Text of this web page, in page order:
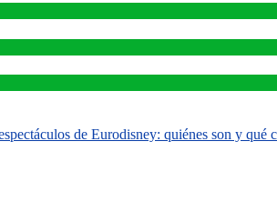
de Eurodisney: quiénes son y qué